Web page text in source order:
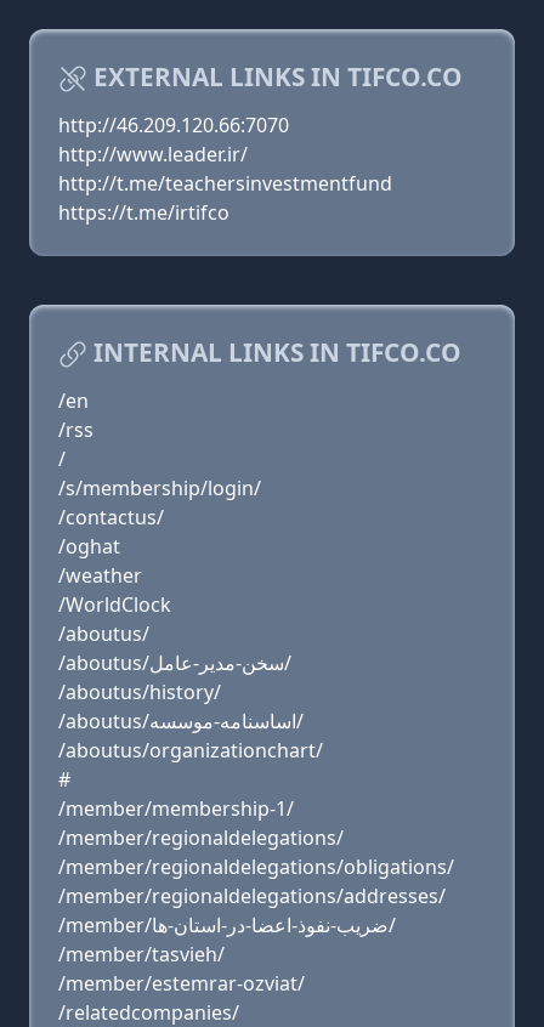
EXTERNAL LINKS IN TIFCO.CO
http://46.209.120.66:7070
http://www.leader.ir/
http://t.me/teachersinvestmentfund
https://t.me/irtifco
INTERNAL LINKS IN TIFCO.CO
/en
/rss
/
/s/membership/login/
/contactus/
/oghat
/weather
/WorldClock
/aboutus/
/aboutus/سخن-مدیر-عامل/
/aboutus/history/
/aboutus/اساسنامه-موسسه/
/aboutus/organizationchart/
#
/member/membership-1/
/member/regionaldelegations/
/member/regionaldelegations/obligations/
/member/regionaldelegations/addresses/
/member/ضریب-نفوذ-اعضا-در-استان-ها/
/member/tasvieh/
/member/estemrar-ozviat/
/relatedcompanies/